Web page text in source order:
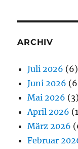
ARCHIV
Juli 2026 (6)
Juni 2026
Mai 2026 (3)
April 2026
März 2026
Februar